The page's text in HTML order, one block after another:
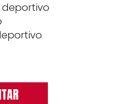
deportivo